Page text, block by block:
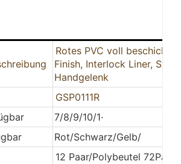
Rotes PVC voll
Finish, Interlock Liner,
Handgelenk
GSP0111R
7/8/9/10/1·
Rot/Schwarz/Gelb/
12 Paar/Polybeutel